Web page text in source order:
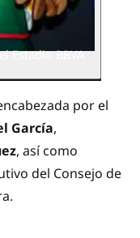
Estadio BBVA
por el
García,
, así como
del Consejo de